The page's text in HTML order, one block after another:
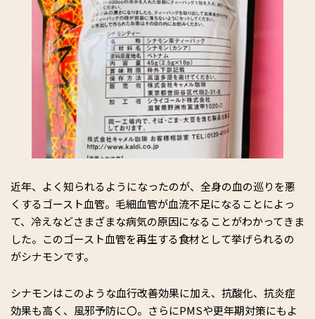
近年、よく知られるようになったのが、全身の血の巡りを悪
くするゴースト血管。毛細血管が血流不足になることによっ
て、冷えなどさまざまな病気の原因になることがわかってきま
した。このゴースト血管を再生する食材として挙げられるの
がシナモンです。
シナモンはこのような血行改善効果に加え、抗酸化、抗炎症
効果も高く、風邪予防に〇。さらにPMSや更年期対策にもよ